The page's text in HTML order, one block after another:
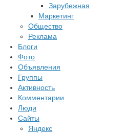
Зарубежная
Маркетинг
Общество
Реклама
Блоги
Фото
Объявления
Группы
Активность
Комментарии
Люди
Сайты
Яндекс